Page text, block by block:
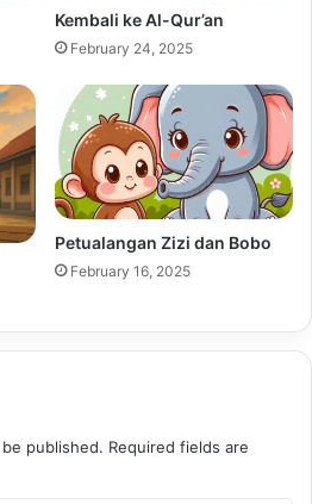
Kembali ke Al-Qur’an
February 24, 2025
Petualangan Zizi dan Bobo
February 16, 2025
published. Required fields are